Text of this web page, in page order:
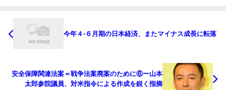
今年４−６月期の日本経済、またマイナス成長に転落
安全保障関連法案＝戦争法案廃案のために⑥ー山本
太郎参院議員、対米指令による作成を鋭く指摘